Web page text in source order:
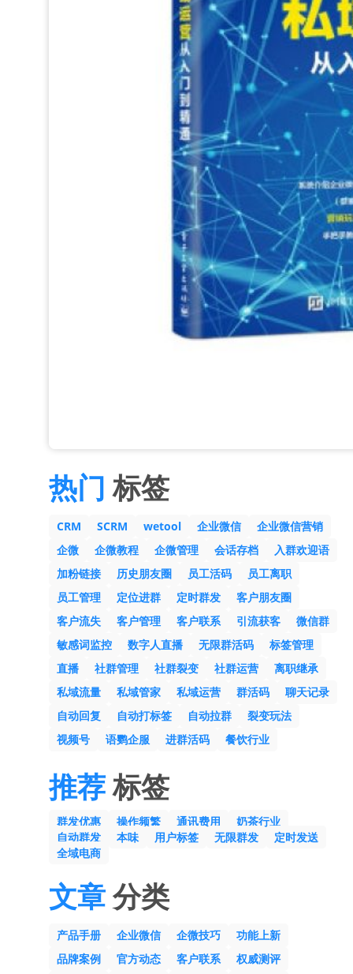
热门 标签
CRM SCRM wetool 企业微信
企业微信营销
企微
企微教程 企微管理 会话存档
入群欢迎语
加粉链接
历史朋友圈 员工活码
员工离职
员工管理
定位进群 定时群发
客户朋友圈
客户流失
客户管理 客户联系 引流获客
微信群
敏感词监控
数字人直播 无限群活码
标签管理
直播
社群管理 社群裂变 社群运营
离职继承
私域流量
私域管家 私域运营 群活码
聊天记录
自动回复
自动打标签 自动拉群
裂变玩法
视频号
语鹦企服 进群活码 餐饮行业
推荐标签
群发优惠 操作频繁 通讯费用
奶茶行业
自动群发
本味 用户标签 无限群发
定时发送
全域电商
文章分类
产品手册 企业微信 企微技巧
功能上新
品牌案例
官方动态 客户联系
权威测评